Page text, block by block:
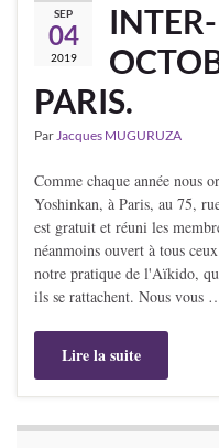
SEP
04
2019
PARIS.
ParJacques MUGURUZA
Comme chaque année nous
Yoshinkan, à Paris, au 75,
est gratuit et réuni les
néanmoins ouvert à tous
notre pratique de l'Aïkido,
ils se rattachent. Nous vous
Lire la suite